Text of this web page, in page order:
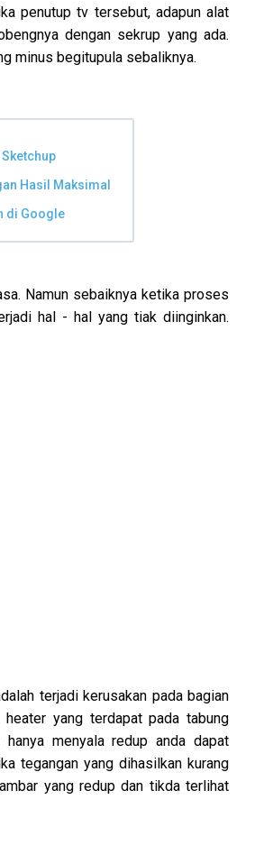
penutup tv tersebut, adapun alat
dengan sekrup yang ada.
minus begitupula sebaliknya.
Hasil Maksimal
di Google
Namun sebaiknya ketika proses
hal - hal yang tiak diinginkan.
terjadi kerusakan pada bagian
yang terdapat pada tabung
menyala redup anda dapat
tegangan yang dihasilkan kurang
yang redup dan tikda terlihat